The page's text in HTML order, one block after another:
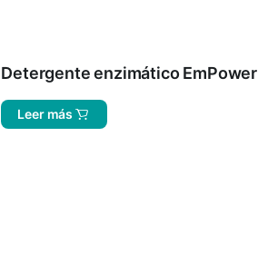
Detergente enzimático EmPower
Leer más